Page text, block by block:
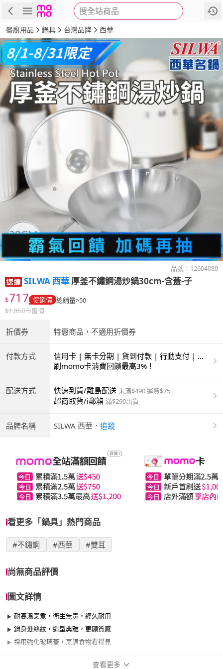
搜全站商品
商品 評價 詳情
餐廚用品 鍋具 台灣品牌 西華
品號： 12604089
SILWA 西華 厚釜不鏽鋼湯炒鍋30cm-含蓋-子
$717 促銷價 總銷量>50
$1,850市售價
折價券 特惠商品，不適用折價券
付款方式
信用卡 | 無卡分期 | 貨到付款 | 行動支付 | 超
商付款 | ATM | 銀聯卡
刷momo卡消費回饋最高3%！
配送方式 快速到貨/離島配送 未滿$490 運費$75
超商取貨/i郵箱 滿$290出貨
品牌名稱 SILWA 西華 ． 追蹤
看更多「鍋具」熱門商品
#不鏽鋼 #西華 #雙耳
尚無商品評價
圖文詳情
耐高溫烹煮，衛生無毒，經久耐用
鍋身髮絲紋，造型典雅，更顯質感
採用強化玻璃蓋，烹調食物看得見
查看更多